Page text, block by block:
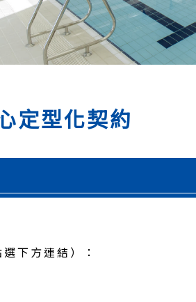
定型化契約
下方連結）：